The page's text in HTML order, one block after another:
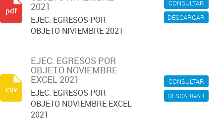
CONSULTAR
DESCARGAR
2021
EJEC. EGRESOS POR
OBJETO NIVIEMBRE 2021
pdf
CONSULTAR
DESCARGAR
EJEC. EGRESOS POR
OBJETO NOVIEMBRE
EXCEL 2021
EJEC. EGRESOS POR
OBJETO NOVIEMBRE EXCEL
2021
csv